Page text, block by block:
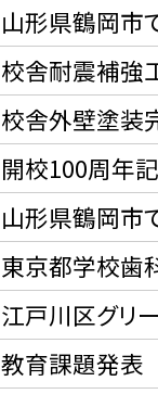
山形県鶴岡市
校舎耐震補強
校舎外壁塗装
開校100周年
山形県鶴岡市
東京都学校歯
江戸川区グリ
教育課題発表